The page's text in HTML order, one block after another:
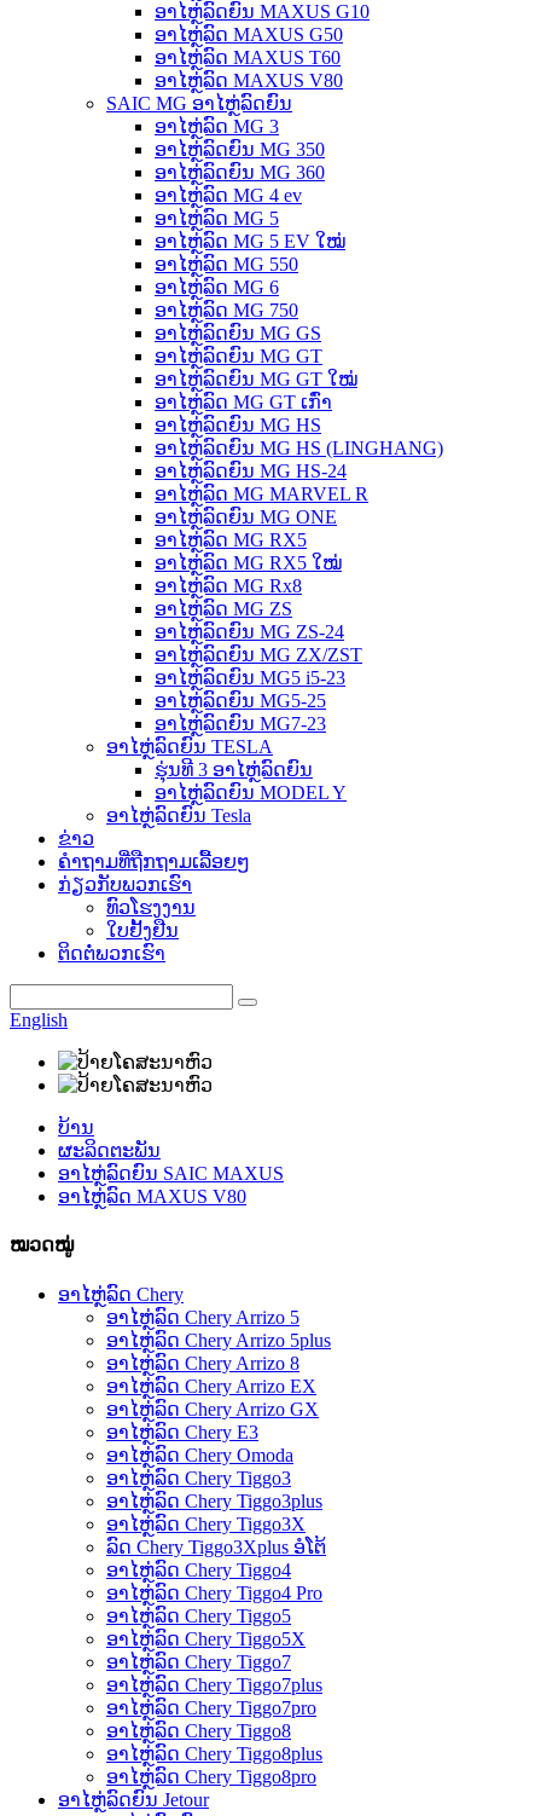
ອາໄຫຼ່ລົດຍົນ MAXUS G10
ອາໄຫຼ່ລົດ MAXUS G50
ອາໄຫຼ່ລົດ MAXUS T60
ອາໄຫຼ່ລົດ MAXUS V80
SAIC MG ອາໄຫຼ່ລົດຍົນ
ອາໄຫຼ່ລົດ MG 3
ອາໄຫຼ່ລົດຍົນ MG 350
ອາໄຫຼ່ລົດຍົນ MG 360
ອາໄຫຼ່ລົດ MG 4 ev
ອາໄຫຼ່ລົດ MG 5
ອາໄຫຼ່ລົດ MG 5 EV ໃໝ່
ອາໄຫຼ່ລົດ MG 550
ອາໄຫຼ່ລົດ MG 6
ອາໄຫຼ່ລົດ MG 750
ອາໄຫຼ່ລົດຍົນ MG GS
ອາໄຫຼ່ລົດຍົນ MG GT
ອາໄຫຼ່ລົດຍົນ MG GT ໃໝ່
ອາໄຫຼ່ລົດ MG GT ເກົ່າ
ອາໄຫຼ່ລົດຍົນ MG HS
ອາໄຫຼ່ລົດຍົນ MG HS (LINGHANG)
ອາໄຫຼ່ລົດຍົນ MG HS-24
ອາໄຫຼ່ລົດ MG MARVEL R
ອາໄຫຼ່ລົດຍົນ MG ONE
ອາໄຫຼ່ລົດ MG RX5
ອາໄຫຼ່ລົດ MG RX5 ໃໝ່
ອາໄຫຼ່ລົດ MG Rx8
ອາໄຫຼ່ລົດ MG ZS
ອາໄຫຼ່ລົດຍົນ MG ZS-24
ອາໄຫຼ່ລົດຍົນ MG ZX/ZST
ອາໄຫຼ່ລົດຍົນ MG5 i5-23
ອາໄຫຼ່ລົດຍົນ MG5-25
ອາໄຫຼ່ລົດຍົນ MG7-23
ອາໄຫຼ່ລົດຍົນ TESLA
ຮຸ່ນທີ 3 ອາໄຫຼ່ລົດຍົນ
ອາໄຫຼ່ລົດຍົນ MODEL Y
ອາໄຫຼ່ລົດຍົນ Tesla
ຂ່າວ
ຄຳຖາມທີ່ຖືກຖາມເລື້ອຍໆ
ກ່ຽວກັບພວກເຮົາ
ທົວໂຮງງານ
ໃບຢັ້ງຢືນ
ຕິດຕໍ່ພວກເຮົາ
English
ບ້ານ
ຜະລິດຕະພັນ
ອາໄຫຼ່ລົດຍົນ SAIC MAXUS
ອາໄຫຼ່ລົດ MAXUS V80
ໝວດໝູ່
ອາໄຫຼ່ລົດ Chery
ອາໄຫຼ່ລົດ Chery Arrizo 5
ອາໄຫຼ່ລົດ Chery Arrizo 5plus
ອາໄຫຼ່ລົດ Chery Arrizo 8
ອາໄຫຼ່ລົດ Chery Arrizo EX
ອາໄຫຼ່ລົດ Chery Arrizo GX
ອາໄຫຼ່ລົດ Chery E3
ອາໄຫຼ່ລົດ Chery Omoda
ອາໄຫຼ່ລົດ Chery Tiggo3
ອາໄຫຼ່ລົດ Chery Tiggo3plus
ອາໄຫຼ່ລົດ Chery Tiggo3X
ລົດ Chery Tiggo3Xplus ອໍໂຕ້
ອາໄຫຼ່ລົດ Chery Tiggo4
ອາໄຫຼ່ລົດ Chery Tiggo4 Pro
ອາໄຫຼ່ລົດ Chery Tiggo5
ອາໄຫຼ່ລົດ Chery Tiggo5X
ອາໄຫຼ່ລົດ Chery Tiggo7
ອາໄຫຼ່ລົດ Chery Tiggo7plus
ອາໄຫຼ່ລົດ Chery Tiggo7pro
ອາໄຫຼ່ລົດ Chery Tiggo8
ອາໄຫຼ່ລົດ Chery Tiggo8plus
ອາໄຫຼ່ລົດ Chery Tiggo8pro
ອາໄຫຼ່ລົດຍົນ Jetour